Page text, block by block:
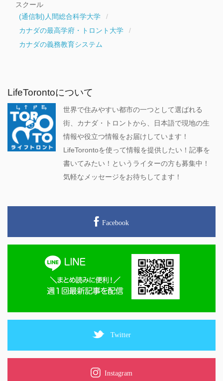
スクール
(通信制)人間総合科学大学
カナダの最高学府・トロント大学
カナダの義務教育システム
LifeTorontoについて
世界で住みやすい都市の一つとして選ばれる
街、カナダ・トロントから、日本語で現地の生
情報や役立つ情報をお届けしています！
LifeTorontoを使って情報を提供したい！記事を
書いてみたい！というライターの方も募集中！
気軽なメッセージをお待ちしてます！
Facebook
Twitter
Instagram